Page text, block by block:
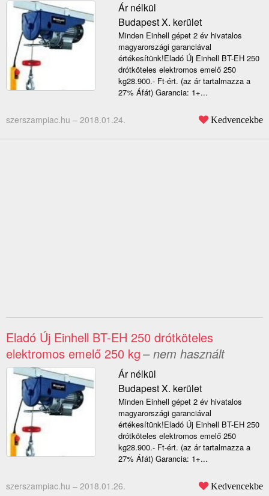
Ár nélkül
Budapest X. kerület
Minden Einhell gépet 2 év hivatalos
magyarországi garanciával
értékesítünk!Eladó Új Einhell BT-EH 250
drótköteles elektromos emelő 250
kg28.900.- Ft-ért. (az ár tartalmazza a
27% Áfát) Garancia: 1+...
szerszampiac.hu – 2018.01.24. Kedvencekbe
Eladó Új Einhell BT-EH 250 drótköteles
elektromos emelő 250 kg– nem használt
Ár nélkül
Budapest X. kerület
Minden Einhell gépet 2 év hivatalos
magyarországi garanciával
értékesítünk!Eladó Új Einhell BT-EH 250
drótköteles elektromos emelő 250
kg28.900.- Ft-ért. (az ár tartalmazza a
27% Áfát) Garancia: 1+...
szerszampiac.hu – 2018.01.26. Kedvencekbe